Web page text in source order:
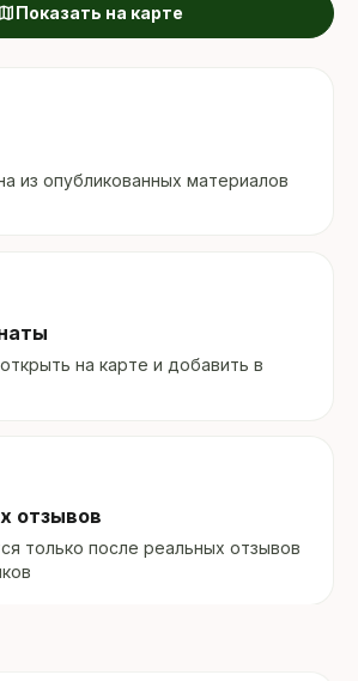
map Показать на карте
из опубликованных материалов
на карте и добавить в
отзывов
только после реальных отзывов